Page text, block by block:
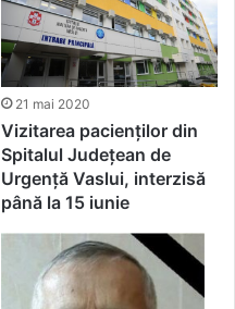
21 mai 2020
Vizitarea pacienților din
Spitalul Județean de
Urgență Vaslui, interzisă
până la 15 iunie